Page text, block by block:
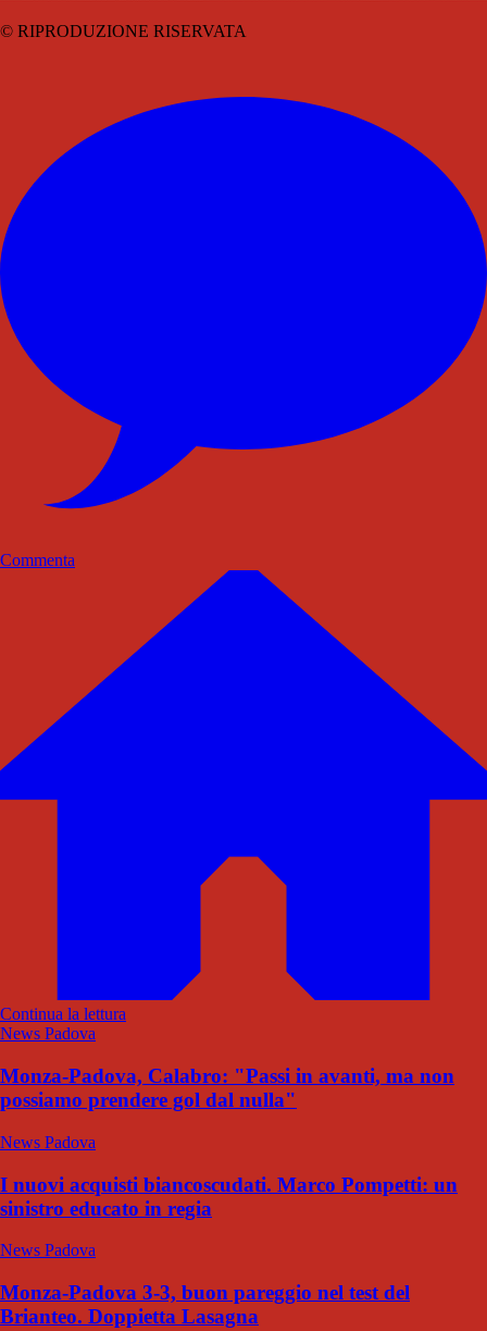
© RIPRODUZIONE RISERVATA
Commenta
Continua la lettura
News Padova
Monza-Padova, Calabro: "Passi in avanti, ma non
possiamo prendere gol dal nulla"
News Padova
I nuovi acquisti biancoscudati. Marco Pompetti: un
sinistro educato in regia
News Padova
Monza-Padova 3-3, buon pareggio nel test del
Brianteo. Doppietta Lasagna